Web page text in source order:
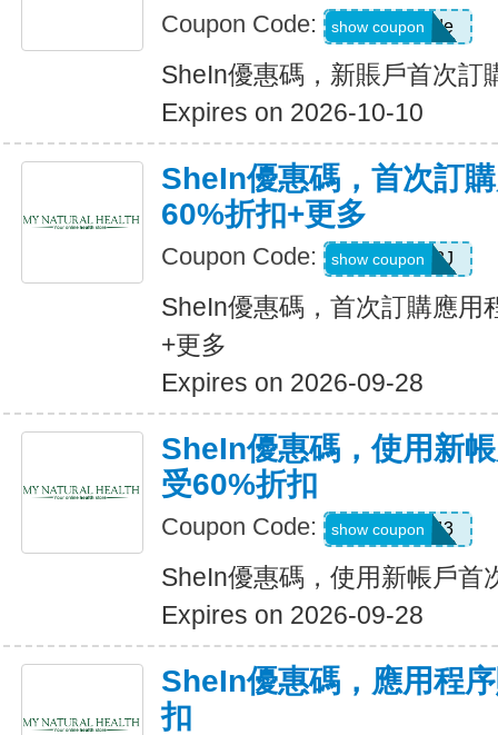
Coupon Code: Show Code
show coupon
SheIn優惠碼，新賬戶首次訂
Expires on 2026-10-10
SheIn優惠碼，首次訂
60%折扣+更多
Coupon Code: VJTWP3J
show coupon
SheIn優惠碼，首次訂購應用
+更多
Expires on 2026-09-28
SheIn優惠碼，使用新
受60%折扣
Coupon Code: 66WK443
show coupon
SheIn優惠碼，使用新帳戶首
Expires on 2026-09-28
SheIn優惠碼，應用程
扣